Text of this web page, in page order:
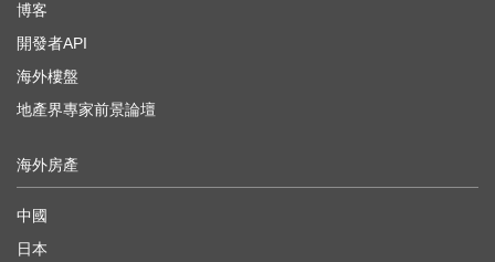
博客
開發者API
海外樓盤
地產界專家前景論壇
海外房產
中國
日本